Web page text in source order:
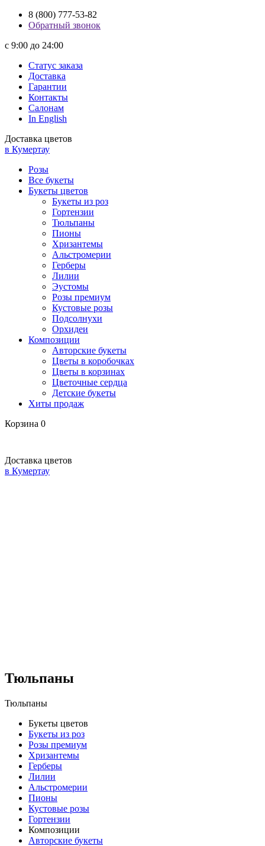
8 (800) 777-53-82
Обратный звонок
с 9:00 до 24:00
Статус заказа
Доставка
Гарантии
Контакты
Салонам
In English
Доставка цветов
в Кумертау
Розы
Все букеты
Букеты цветов
Букеты из роз
Гортензии
Тюльпаны
Пионы
Хризантемы
Альстромерии
Герберы
Лилии
Эустомы
Розы премиум
Кустовые розы
Подсолнухи
Орхидеи
Композиции
Авторские букеты
Цветы в коробочках
Цветы в корзинах
Цветочные сердца
Детские букеты
Хиты продаж
Корзина 0
Доставка цветов
в Кумертау
Тюльпаны
Тюльпаны
Букеты цветов
Букеты из роз
Розы премиум
Хризантемы
Герберы
Лилии
Альстромерии
Пионы
Кустовые розы
Гортензии
Композиции
Авторские букеты